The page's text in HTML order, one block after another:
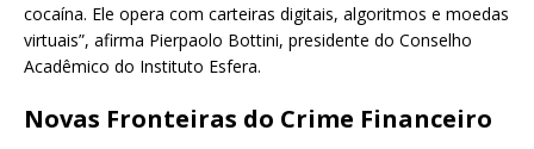
cocaína. Ele opera com carteiras digitais, algoritmos e moedas
virtuais”, afirma Pierpaolo Bottini, presidente do Conselho
Acadêmico do Instituto Esfera.
Novas Fronteiras do Crime Financeiro